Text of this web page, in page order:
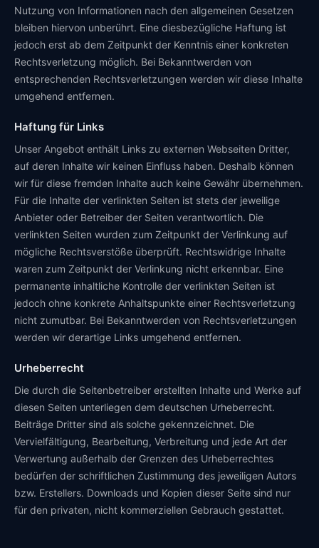
Nutzung von Informationen nach den allgemeinen Gesetzen
bleiben hiervon unberührt. Eine diesbezügliche Haftung ist
jedoch erst ab dem Zeitpunkt der Kenntnis einer konkreten
Rechtsverletzung möglich. Bei Bekanntwerden von
entsprechenden Rechtsverletzungen werden wir diese Inhalte
umgehend entfernen.
Haftung für Links
Unser Angebot enthält Links zu externen Webseiten Dritter,
auf deren Inhalte wir keinen Einfluss haben. Deshalb können
wir für diese fremden Inhalte auch keine Gewähr übernehmen.
Für die Inhalte der verlinkten Seiten ist stets der jeweilige
Anbieter oder Betreiber der Seiten verantwortlich. Die
verlinkten Seiten wurden zum Zeitpunkt der Verlinkung auf
mögliche Rechtsverstöße überprüft. Rechtswidrige Inhalte
waren zum Zeitpunkt der Verlinkung nicht erkennbar. Eine
permanente inhaltliche Kontrolle der verlinkten Seiten ist
jedoch ohne konkrete Anhaltspunkte einer Rechtsverletzung
nicht zumutbar. Bei Bekanntwerden von Rechtsverletzungen
werden wir derartige Links umgehend entfernen.
Urheberrecht
Die durch die Seitenbetreiber erstellten Inhalte und Werke auf
diesen Seiten unterliegen dem deutschen Urheberrecht.
Beiträge Dritter sind als solche gekennzeichnet. Die
Vervielfältigung, Bearbeitung, Verbreitung und jede Art der
Verwertung außerhalb der Grenzen des Urheberrechtes
bedürfen der schriftlichen Zustimmung des jeweiligen Autors
bzw. Erstellers. Downloads und Kopien dieser Seite sind nur
für den privaten, nicht kommerziellen Gebrauch gestattet.